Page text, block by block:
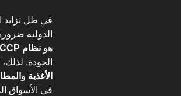
في ظل تزايد
الدولية
هو نظام HACCP
الجودة.
الأغذية و
في الأسواق